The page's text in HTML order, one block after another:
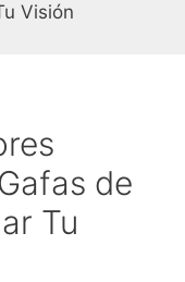
Visión
de
Tu